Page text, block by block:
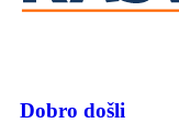
Dobro došli